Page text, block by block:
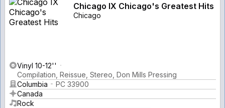
Chicago IX Chicago's Greatest Hits
Chicago
Vinyl 10-12''
Compilation, Reissue, Stereo, Don Mills Pressing
Columbia
PC 33900
Canada
Rock